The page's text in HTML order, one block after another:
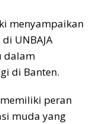
menyampaikan
UNBAJA
dalam
di Banten.
peran
muda yang